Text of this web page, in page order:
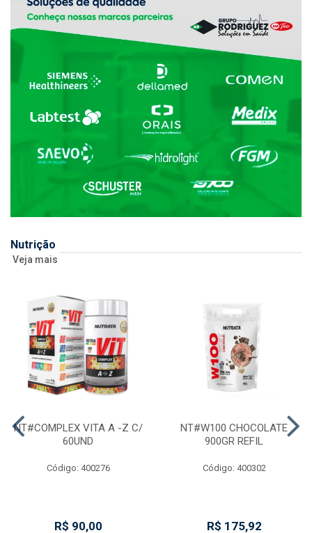
Nutrição
Veja mais
NT#COMPLEX VITA A -Z C/
60UND
Código: 400276
R$ 90,00
NT#W100 CHOCOLATE
900GR REFIL
Código: 400302
R$ 175,92